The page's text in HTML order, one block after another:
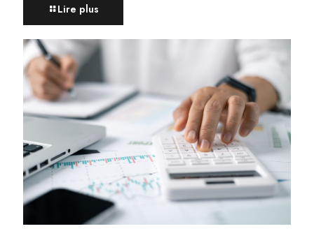
Lire plus